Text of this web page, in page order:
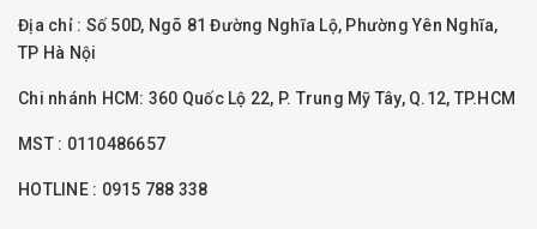
Địa chỉ : Số 50D, Ngõ 81 Đường Nghĩa Lộ, Phường Yên Nghĩa,
TP Hà Nội
Chi nhánh HCM: 360 Quốc Lộ 22, P. Trung Mỹ Tây, Q.12, TP.HCM
MST : 0110486657
HOTLINE : 0915 788 338